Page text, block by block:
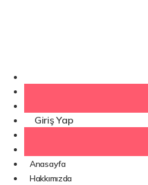
Giriş Yap
Anasayfa
Hakkımızda